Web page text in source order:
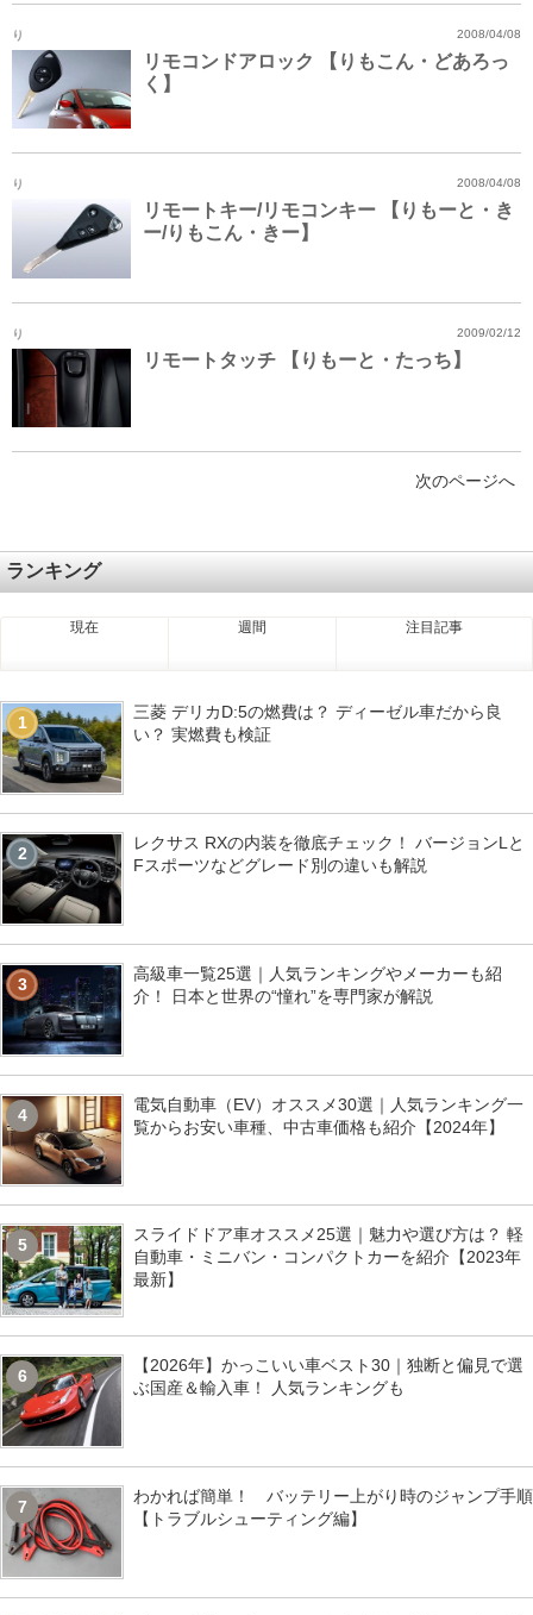
り 2008/04/08
リモコンドアロック 【りもこん・どあろっ
く】
り 2008/04/08
リモートキー/リモコンキー 【りもーと・き
ー/りもこん・きー】
り 2009/02/12
リモートタッチ 【りもーと・たっち】
次のページへ
ランキング
現在 週間 注目記事
1
三菱 デリカD:5の燃費は？ ディーゼル車だから良
い？ 実燃費も検証
2
レクサス RXの内装を徹底チェック！ バージョンLと
Fスポーツなどグレード別の違いも解説
3
高級車一覧25選｜人気ランキングやメーカーも紹
介！ 日本と世界の“憧れ”を専門家が解説
4
電気自動車（EV）オススメ30選｜人気ランキング一
覧からお安い車種、中古車価格も紹介【2024年】
5
スライドドア車オススメ25選｜魅力や選び方は？ 軽
自動車・ミニバン・コンパクトカーを紹介【2023年
最新】
6
【2026年】かっこいい車ベスト30｜独断と偏見で選
ぶ国産＆輸入車！ 人気ランキングも
7
わかれば簡単！ バッテリー上がり時のジャンプ手順
【トラブルシューティング編】